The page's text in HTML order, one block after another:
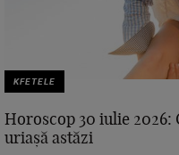
KFETELE
Horoscop 30 iulie 2026:
uriașă astăzi